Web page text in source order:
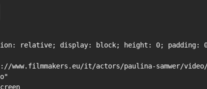
relative; display: block; height: 0;
www.filmmakers.eu/it/actors/paulina-samwer/